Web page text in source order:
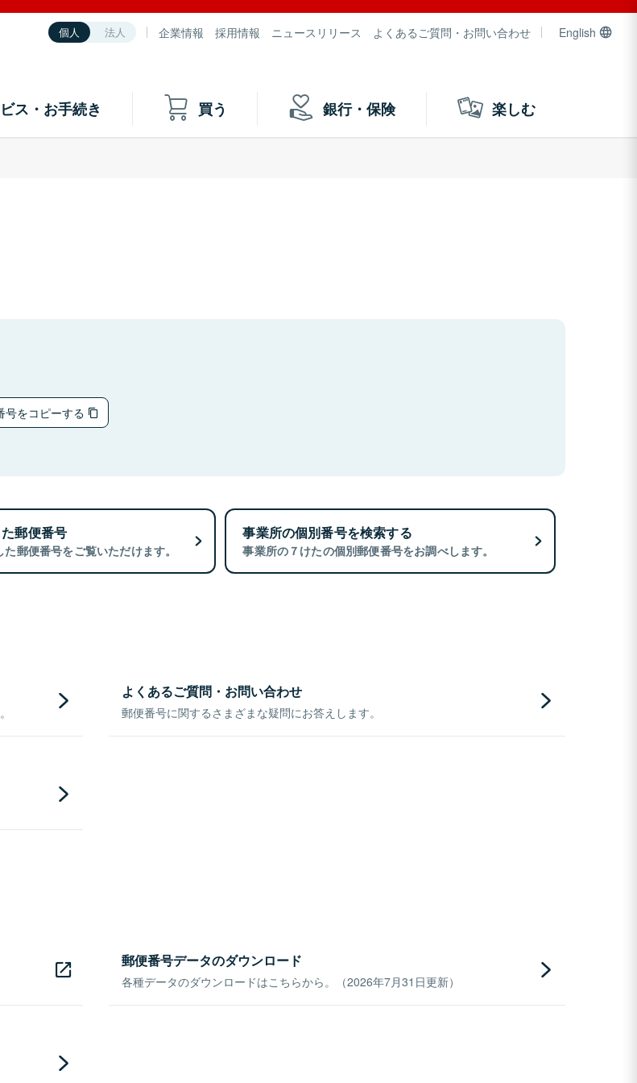
個人 法人 企業情報 採用情報 ニュースリリース よくあるご質問・お問い合わせ English
ス・お手続き 買う 銀行・保険 楽しむ
号をコピーする
郵便番号
郵便番号をご覧いただけます。
事業所の個別番号を検索する
事業所の７けたの個別郵便番号をお調べします。
よくあるご質問・お問い合わせ
郵便番号に関するさまざまな疑問にお答えします。
郵便番号データのダウンロード
各種データのダウンロードはこちらから。（2026年7月31日更新）